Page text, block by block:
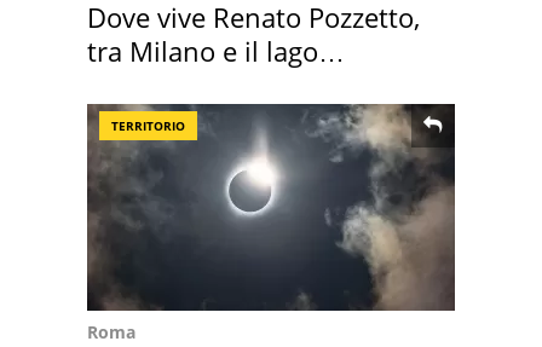
Dove vive Renato Pozzetto,
tra Milano e il lago
TERRITORIO
Roma